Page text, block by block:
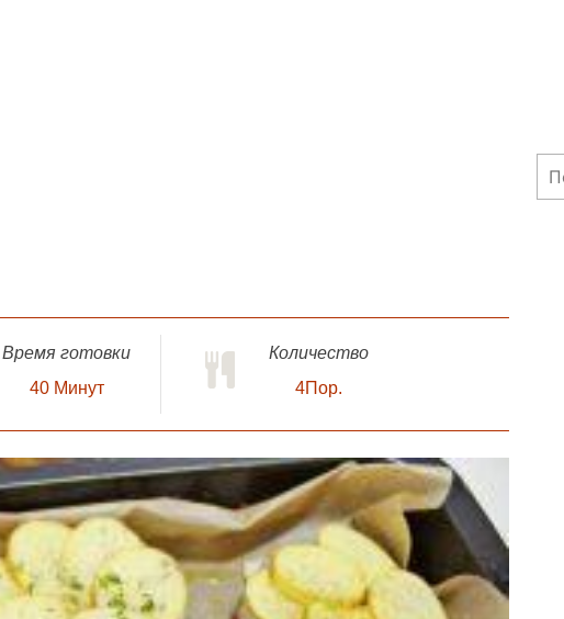
Время готовки
40 Минут
Количество
4Пор.